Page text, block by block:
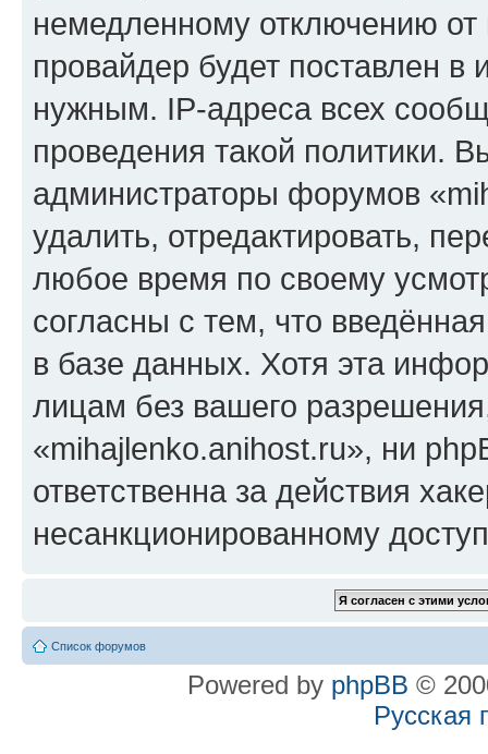
немедленному отключению
провайдер будет поставлен в
нужным. IP-адреса всех
проведения такой политики.
администраторы форумов
удалить, отредактировать,
любое время по своему
согласны с тем, что
в базе данных. Хотя эта
лицам без вашего
«mihajlenko.anihost.ru», ни
ответственна за действия
несанкционированному
Список форумов
Powered by phpBB ©
Русская